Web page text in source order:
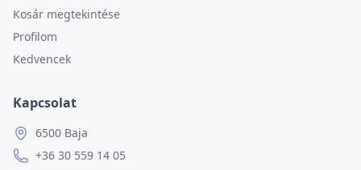
Kosár megtekintése
Profilom
Kedvencek
Kapcsolat
6500 Baja
+36 30 559 14 05